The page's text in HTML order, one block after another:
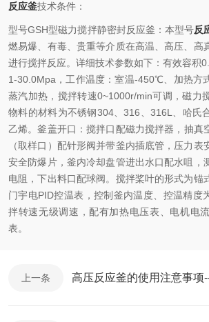
反应釜技术条件：
型号GSH型磁力搅拌静密封反应釜：本型号反
燃易爆、有毒、贵重等介质在高温、高压、高
进行搅拌反应。详细技术参数如下：有效容积
1-30 0Mpa ， 工作温度 ：室温-450℃、加热方
蒸汽加热 ， 搅拌转速0~1000r/min可调，磁力
物料的材料为不锈钢304、316 、316L
、哈氏
乙烯。釜盖开口：搅拌口配磁力搅拌器， 抽真
（取样口 ）配针形阀并带釜内插底管，压力表
安全防爆片，釜内冷却盘管进出水口配水咀，
电阻 ，下出料口配球阀。搅拌桨叶的形式为锚
门宇电PID控温表，控制釜内温度、控温精度
拌转速无级调速，配有加热电压表、电机电
表。
上一条 高压反应釜的使用注意事项